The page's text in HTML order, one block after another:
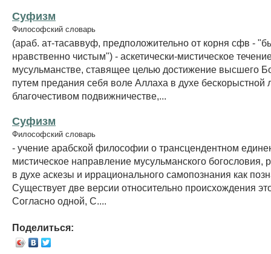
Суфизм
Философский словарь
(араб. ат-тасаввуф, предположительно от корня сфв -
нравственно чистым") - аскетически-мистическое
мусульманстве, ставящее целью достижение высшего
путем предания себя воле Аллаха в духе бескорыстной
благочестивом подвижничестве,...
Суфизм
Философский словарь
- учение арабской философии о трансцендентном
мистическое направление мусульманского богословия,
в духе аскезы и иррационального самопознания как
Существует две версии относительно происхождения
Согласно одной, С....
Поделиться: